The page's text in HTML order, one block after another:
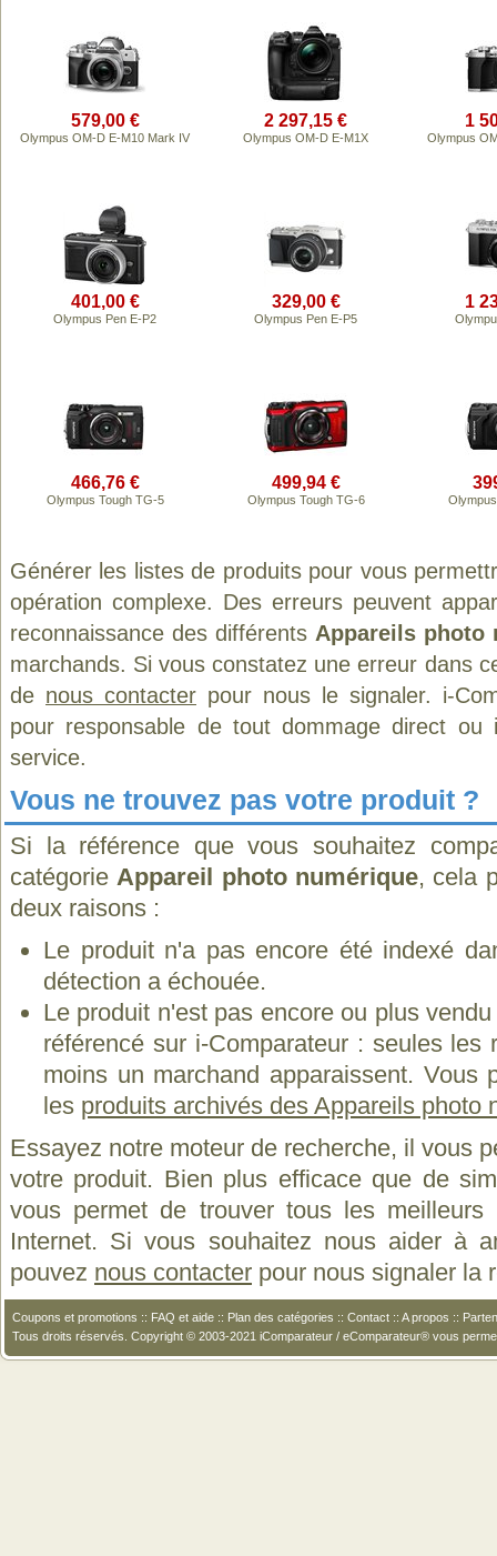
579,00 €
Olympus OM-D E-M10 Mark IV
2 297,15 €
Olympus OM-D E-M1X
1
Olympus
401,00 €
Olympus Pen E-P2
329,00 €
Olympus Pen E-P5
1
466,76 €
Olympus Tough TG-5
499,94 €
Olympus Tough TG-6
Générer les listes de produits pour vous
opération complexe. Des erreurs peuvent
reconnaissance des différents Appareils photo
marchands. Si vous constatez une erreur dans
de nous contacter pour nous le signaler. i-
pour responsable de tout dommage direct
service.
Vous ne trouvez pas votre produit ?
Si la référence que vous souhaitez
catégorieAppareil photo numérique, cela
deux raisons :
Le produit n'a pas encore été indexé
détection a échouée.
Le produit n'est pas encore ou plus
référencé sur i-Comparateur : seules les
moins un marchand apparaissent. Vous
les produits archivés des Appareils photo
Essayez notre moteur de recherche, il vous
votre produit. Bien plus efficace que de
vous permet de trouver tous les
Internet. Si vous souhaitez nous aider à
pouvez nous contacter pour nous signaler la
Coupons et promotions :: FAQ et aide :: Plan des catégories :: Contact :: A propos ::
Tous droits réservés. Copyright © 2003-2021 iComparateur / eComparateur® vous